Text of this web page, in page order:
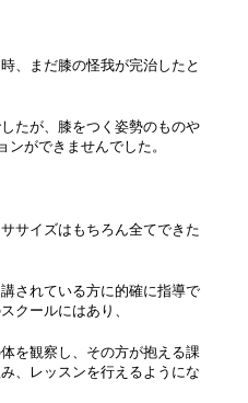
、まだ膝の怪我が完治したと
たが、膝をつく姿勢のものや
ができませんでした。
サイズはもちろん全てできた
されている方に的確に指導で
クールにはあり、
を観察し、その方が抱える課
、レッスンを行えるようにな